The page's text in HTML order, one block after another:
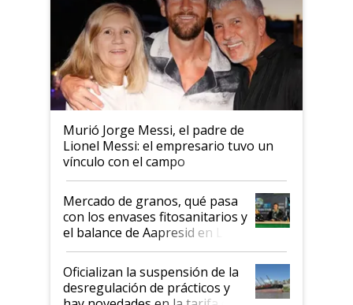
Murió Jorge Messi, el padre de
Lionel Messi: el empresario tuvo un
vínculo con el campo
Mercado de granos, qué pasa
con los envases fitosanitarios y
el balance de Aapresid en La
Posta
Oficializan la suspensión de la
desregulación de prácticos y